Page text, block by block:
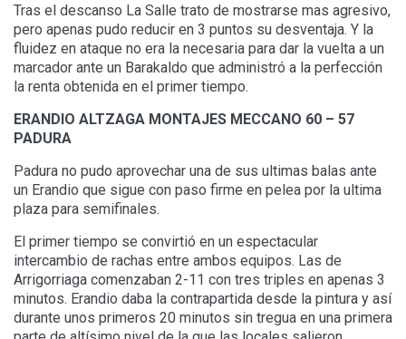
Tras el descanso La Salle trato de mostrarse mas agresivo,
pero apenas pudo reducir en 3 puntos su desventaja. Y la
fluidez en ataque no era la necesaria para dar la vuelta a un
marcador ante un Barakaldo que administró a la perfección
la renta obtenida en el primer tiempo.
ERANDIO ALTZAGA MONTAJES MECCANO 60 – 57
PADURA
Padura no pudo aprovechar una de sus ultimas balas ante
un Erandio que sigue con paso firme en pelea por la ultima
plaza para semifinales.
El primer tiempo se convirtió en un espectacular
intercambio de rachas entre ambos equipos. Las de
Arrigorriaga comenzaban 2-11 con tres triples en apenas 3
minutos. Erandio daba la contrapartida desde la pintura y así
durante unos primeros 20 minutos sin tregua en una primera